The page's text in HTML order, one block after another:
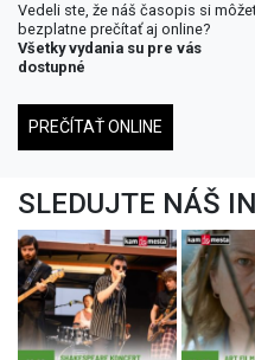
Vedeli ste, že náš časopis si
bezplatne prečítať aj online?
Všetky vydania su pre vás
dostupné
PREČÍTAŤ ONLINE
SLEDUJTE NÁŠ